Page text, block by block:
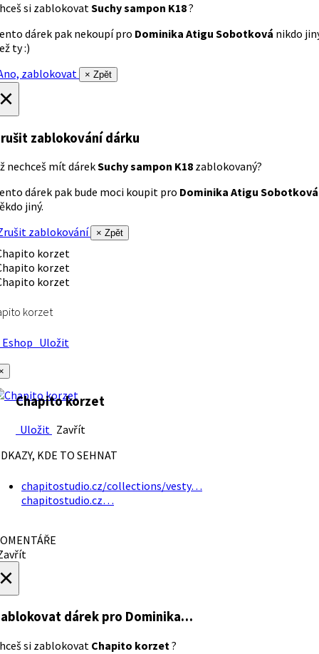
si zablokovatSuchy sampon K18?
dárek pak nekoupí pro Dominika Atigu Sobotková nikdo
ty :)
zablokovat
× Zpět
zablokování dárku
nechceš mít dárekSuchy sampon K18 zablokovaný?
dárek pak bude moci koupit pro Dominika Atigu Sobotková
jiný.
zablokování
× Zpět
korzet
Uložit
Chapito korzet
Uložit Zavřít
KDE TO SEHNAT
chapitostudio.cz/collections/vesty…
chapitostudio.cz…
dárek pro Dominika…
si zablokovat Chapito korzet?